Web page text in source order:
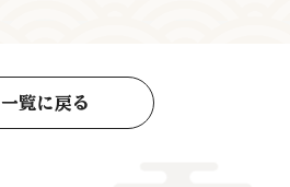
一覧に戻る